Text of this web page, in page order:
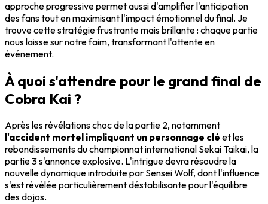
approche progressive permet aussi d'amplifier l'anticipation
des fans tout en maximisant l'impact émotionnel du final. Je
trouve cette stratégie frustrante mais brillante : chaque partie
nous laisse sur notre faim, transformant l'attente en
événement.
À quoi s'attendre pour le grand final de
Cobra Kai ?
Après les révélations choc de la partie 2, notamment
l'accident mortel impliquant un personnage clé et les
rebondissements du championnat international Sekai Taikai, la
partie 3 s'annonce explosive. L'intrigue devra résoudre la
nouvelle dynamique introduite par Sensei Wolf, dont l'influence
s'est révélée particulièrement déstabilisante pour l'équilibre
des dojos.